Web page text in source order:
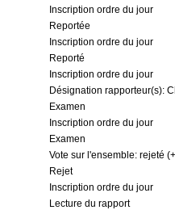
Inscription ordre du jour
Reportée
Inscription ordre du jour
Reporté
Inscription ordre du jour
Désignation rapporteur(s):
Examen
Inscription ordre du jour
Examen
Vote sur l'ensemble: rejeté
Rejet
Inscription ordre du jour
Lecture du rapport